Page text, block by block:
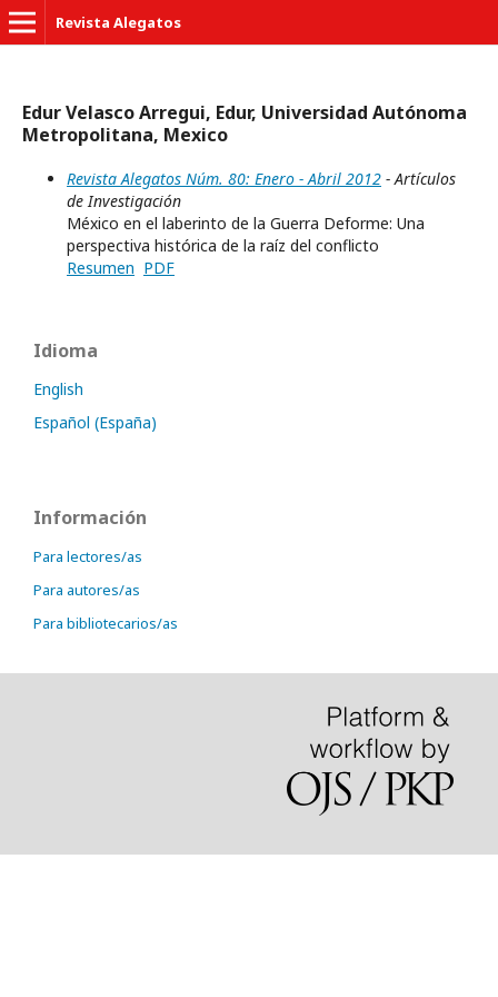
Revista Alegatos
Edur Velasco Arregui, Edur, Universidad Autónoma
Metropolitana, Mexico
Revista Alegatos Núm. 80: Enero - Abril 2012 - Artículos
de Investigación
México en el laberinto de la Guerra Deforme: Una
perspectiva histórica de la raíz del conflicto
Resumen PDF
Idioma
English
Español (España)
Información
Para lectores/as
Para autores/as
Para bibliotecarios/as